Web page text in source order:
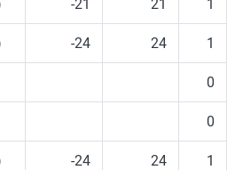
-21 21 1
-24 24 1
0
0
-24 24 1